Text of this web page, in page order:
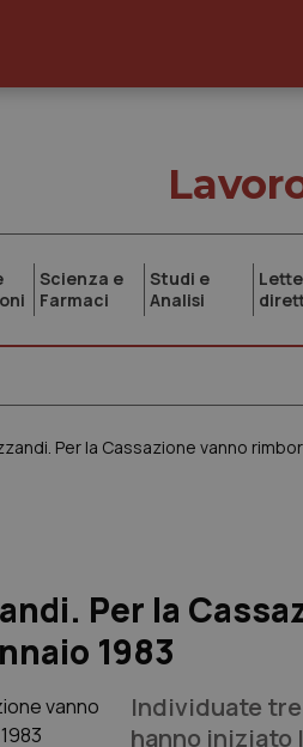
Scienza e
Farmaci
Studi e
Analisi
Per la Cassazione vanno
Per la
1983
Individuate
hanno iniziato